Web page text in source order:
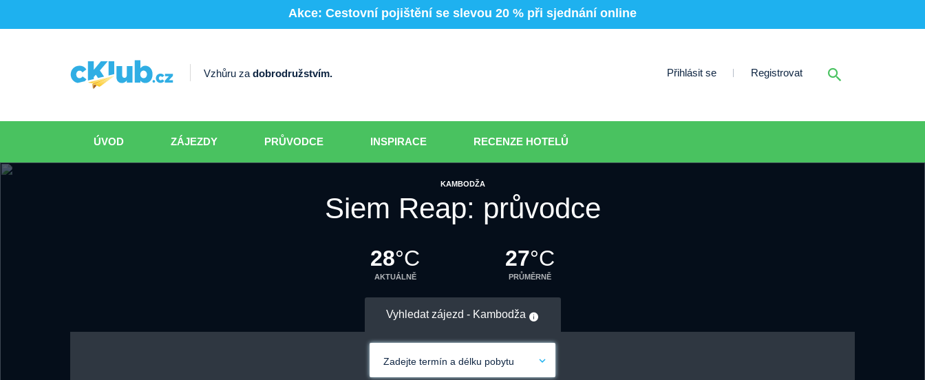
Akce: Cestovní pojištění se slevou 20 % při sjednání online
Vzhůru zadobrodružstvím. Přihlásit se Registrovat
ÚVOD ZÁJEZDY PRŮVODCE INSPIRACE RECENZE HOTELŮ
KAMBODŽA
Siem Reap: průvodce
28°C
AKTUÁLNĚ
27°C
PRŮMĚRNĚ
Vyhledat zájezd - Kambodža
Zadejte termín a délku pobytu